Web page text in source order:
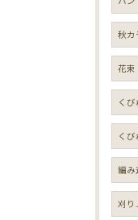
秋カ
花束
くび
くび
編み
刈り